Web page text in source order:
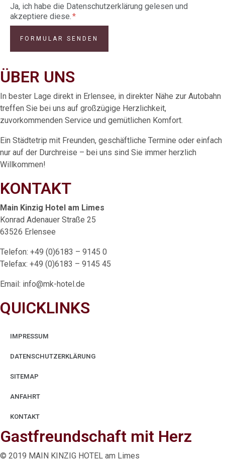
Ja, ich habe die Datenschutzerklärung gelesen und
akzeptiere diese.
FORMULAR SENDEN
ÜBER UNS
In bester Lage direkt in Erlensee, in direkter Nähe zur Autobahn
treffen Sie bei uns auf großzügige Herzlichkeit,
zuvorkommenden Service und gemütlichen Komfort.
Ein Städtetrip mit Freunden, geschäftliche Termine oder einfach
nur auf der Durchreise – bei uns sind Sie immer herzlich
Willkommen!
KONTAKT
Main Kinzig Hotel am Limes
Konrad Adenauer Straße 25
63526 Erlensee
Telefon: +49 (0)6183 – 9145 0
Telefax: +49 (0)6183 – 9145 45
Email: info@mk-hotel.de
QUICKLINKS
IMPRESSUM
DATENSCHUTZERKLÄRUNG
SITEMAP
ANFAHRT
KONTAKT
Gastfreundschaft mit Herz
© 2019 MAIN KINZIG HOTEL am Limes